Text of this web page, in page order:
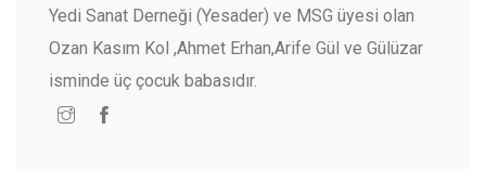
Yedi Sanat Derneği (Yesader) ve MSG üyesi olan
Ozan Kasım Kol ,Ahmet Erhan,Arife Gül ve Gülüzar
isminde üç çocuk babasıdır.